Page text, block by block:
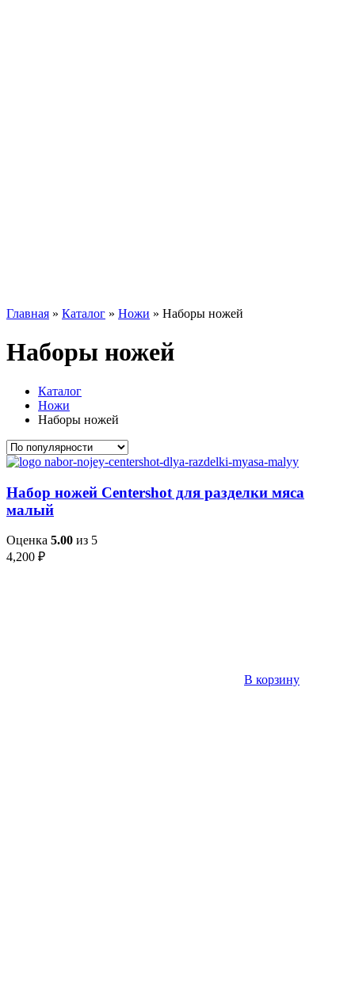
Главная » Каталог » Ножи » Наборы ножей
Наборы ножей
Каталог
Ножи
Наборы ножей
Набор ножей Centershot для разделки мяса
малый
Оценка 5.00 из 5
4,200 ₽
В корзину